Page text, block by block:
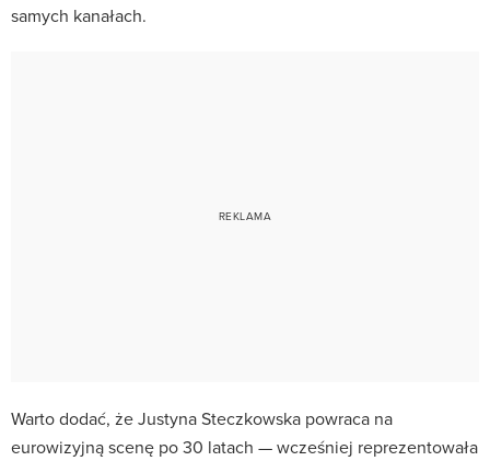
samych kanałach.
Warto dodać, że Justyna Steczkowska powraca na
eurowizyjną scenę po 30 latach — wcześniej reprezentowała